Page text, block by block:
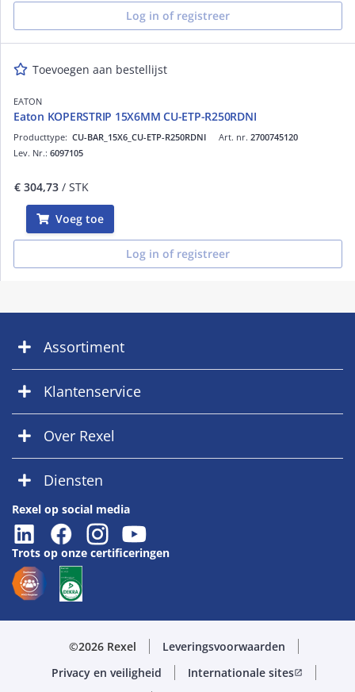
Log in of registreer
Toevoegen aan bestellijst
EATON
Eaton KOPERSTRIP 15X6MM CU-ETP-R250RDNI
Art. nr. 2700745120
Producttype: CU-BAR_15X6_CU-ETP-R250RDNI
Lev. Nr.: 6097105
€ 304,73 / STK
Voeg toe
Log in of registreer
Assortiment
Klantenservice
Over Rexel
Diensten
Rexel op social media
Trots op onze certificeringen
©2026 Rexel
Leveringsvoorwaarden
Privacy en veiligheid
Internationale sitesopen_in_new